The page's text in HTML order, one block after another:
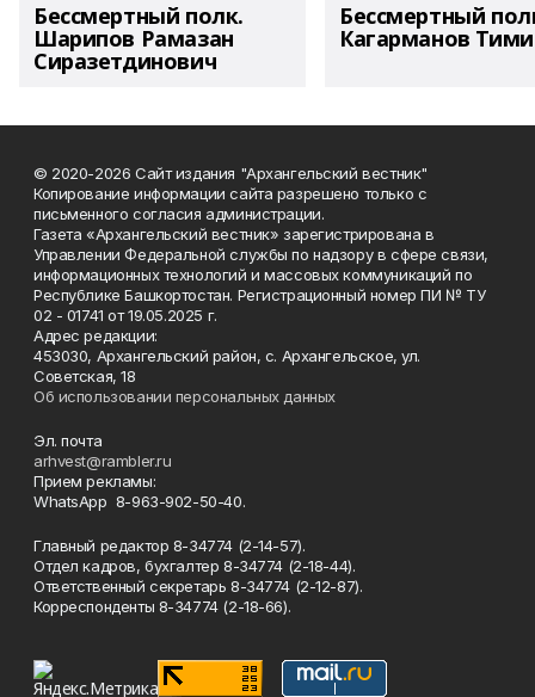
Бессмертный полк.
Шарипов Рамазан
Сиразетдинович
Бессмертный
Кагарманов
© 2020-2026 Сайт издания "Архангельский вестник"
Копирование информации сайта разрешено только с
письменного согласия администрации.
Газета «Архангельский вестник» зарегистрирована в
Управлении Федеральной службы по надзору в сфере связи,
информационных технологий и массовых коммуникаций по
Республике Башкортостан. Регистрационный номер ПИ № ТУ
02 - 01741 от 19.05.2025 г.
Адрес редакции:
453030, Архангельский район, с. Архангельское, ул.
Советская, 18
Об использовании персональных данных
Эл. почта
arhvest@rambler.ru
Прием рекламы:
WhatsApp 8-963-902-50-40.
Главный редактор 8-34774 (2-14-57).
Отдел кадров, бухгалтер 8-34774 (2-18-44).
Ответственный секретарь 8-34774 (2-12-87).
Корреспонденты 8-34774 (2-18-66).